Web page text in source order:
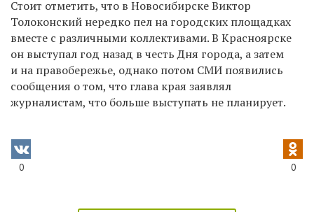
Стоит отметить, что в Новосибирске Виктор
Толоконский нередко пел на городских площадках
вместе с различными коллективами. В Красноярске
он выступал год назад в честь Дня города, а затем
и на правобережье, однако потом СМИ появились
сообщения о том, что глава края заявлял
журналистам, что больше выступать не планирует.
0 0